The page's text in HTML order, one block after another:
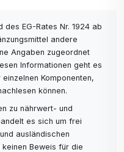
des EG-Rates Nr. 1924 ab
andere
Angaben zugeordnet
Informationen geht es
Komponenten,
können.
zu nährwert- und
es sich um frei
ausländischen
Beweis für die